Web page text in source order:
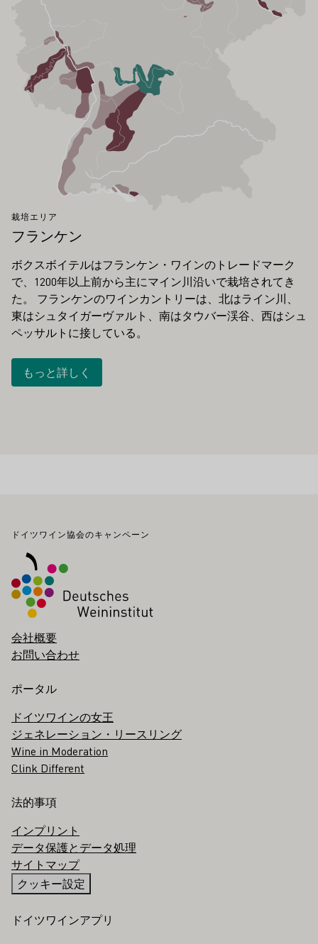
栽培エリア
フランケン
ボクスボイテルはフランケン・ワインのトレードマーク
で、1200年以上前から主にマイン川沿いで栽培されてき
た。 フランケンのワインカントリーは、北はライン川、
東はシュタイガーヴァルト、南はタウバー渓谷、西はシュ
ペッサルトに接している。
もっと詳しく
フッター
ドイツワイン協会のキャンペーン
会社概要
お問い合わせ
ポータル
ドイツワインの女王
ジェネレーション・リースリング
Wine in Moderation
Clink Different
法的事項
インプリント
データ保護とデータ処理
サイトマップ
クッキー設定
ドイツワインアプリ